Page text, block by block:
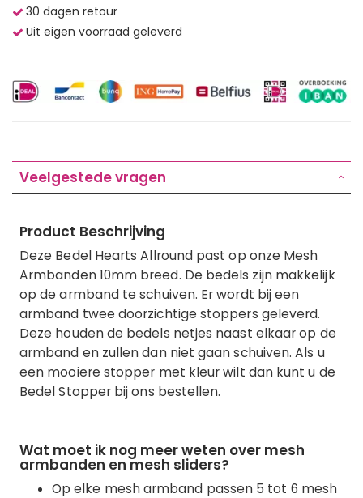
30 dagen retour
Uit eigen voorraad geleverd
Veelgestede vragen
Product Beschrijving
Deze Bedel Hearts Allround past op onze Mesh
Armbanden 10mm breed. De bedels zijn makkelijk
op de armband te schuiven. Er wordt bij een
armband twee doorzichtige stoppers geleverd.
Deze houden de bedels netjes naast elkaar op de
armband en zullen dan niet gaan schuiven. Als u
een mooiere stopper met kleur wilt dan kunt u de
Bedel Stopper bij ons bestellen.
Wat moet ik nog meer weten over mesh
armbanden en mesh sliders?
Op elke mesh armband passen 5 tot 6 mesh